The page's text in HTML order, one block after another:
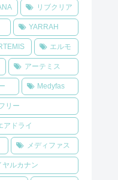
リブクリア
YARRAH
エルモ
アーテミス
Medyfas
リー
アドライ
メディファス
ヤルカナン